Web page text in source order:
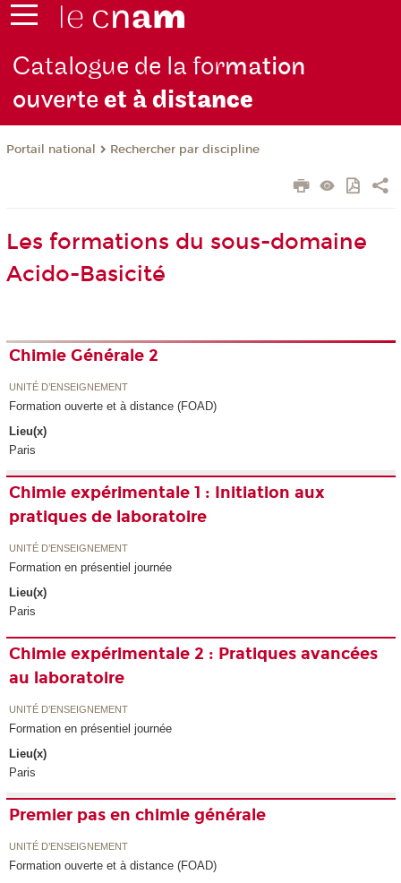
Catalogue de la formation
ouverteet à distance
Portail national Rechercher par discipline
Les formations du sous-domaine
Acido-Basicité
Chimie Générale 2
UNITÉ D’ENSEIGNEMENT
Formation ouverte et à distance (FOAD)
Lieu(x)
Paris
Chimie expérimentale 1 : Initiation aux
pratiques de laboratoire
UNITÉ D’ENSEIGNEMENT
Formation en présentiel journée
Lieu(x)
Paris
Chimie expérimentale 2 : Pratiques avancées
au laboratoire
UNITÉ D’ENSEIGNEMENT
Formation en présentiel journée
Lieu(x)
Paris
Premier pas en chimie générale
UNITÉ D’ENSEIGNEMENT
Formation ouverte et à distance (FOAD)